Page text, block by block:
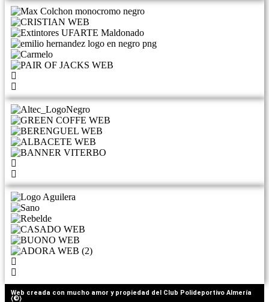
Web creada con mucho amor y propiedad del Club Polideportivo Almería
⟨©⟩